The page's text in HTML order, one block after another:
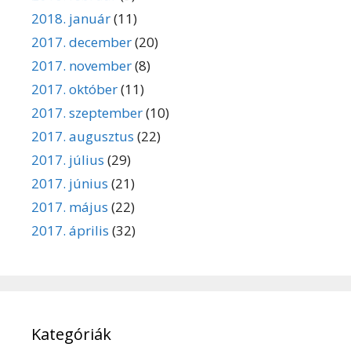
2018. január(11)
2017. december(20)
2017. november(8)
2017. október(11)
2017. szeptember(10)
2017. augusztus (22)
2017. július (29)
2017. június (21)
2017. május (22)
2017. április (32)
Kategóriák